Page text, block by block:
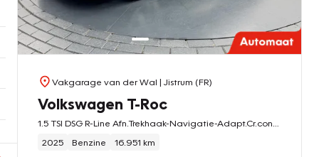
Vakgarage van der Wal | Jistrum (FR)
Volkswagen T-Roc
2025
Benzine 16.951 km